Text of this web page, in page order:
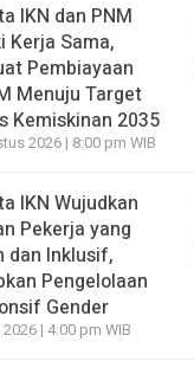
IKN dan PNM
Kerja Sama,
Pembiayaan
Menuju Target
Kemiskinan 2035
2026 | 8:00 pm WIB
IKN Wujudkan
Pekerja yang
dan Inklusif,
Pengelolaan
Gender
| 4:00 pm WIB